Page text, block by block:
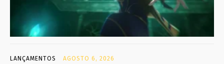
LANÇAMENTOS AGOSTO 6, 2026